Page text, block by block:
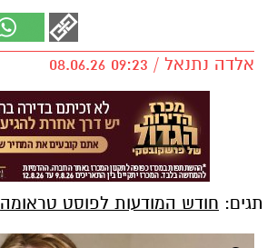
אלדה נתנאל / 09:23 08.06.26
תגים: חודש המודעות לפוסט טראומה